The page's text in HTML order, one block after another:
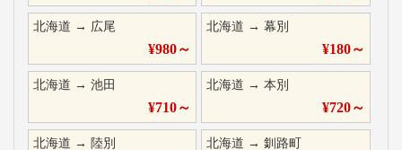
北海道 → 広尾
¥980～
北海道 →幕別
¥180～
北海道 → 池田
¥710～
北海道 →本別
¥720～
北海道 → 陸別 北海道 →釧路町